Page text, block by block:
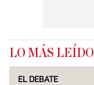
LO MÁS LEÍDO
EL DEBATE